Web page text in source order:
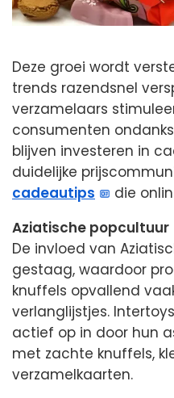
Deze groei wordt
trends razendsnel
verzamelaars
consumenten
blijven investeren in
duidelijke
cadeautips
die
Aziatische popcultuur
De invloed van
gestaag, waardoor
knuffels opvallend
verlanglijstjes.
actief op in door hun
met zachte knuffels,
verzamelkaarten.